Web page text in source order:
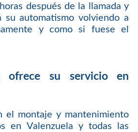
después de la llamada y
su automatismo volviendo a
y como si fuese el
ofrece su servicio en
el montaje y mantenimiento
en Valenzuela y todas las